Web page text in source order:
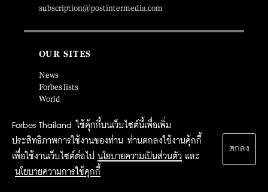
Forbes Thailand ใช้คุ้กกี้บนเว็บไซต์นี้เพื่อเพิ่ม
ประสิทธิภาพการใช้งานของท่าน ท่านตกลงใช้งานคุ้กกี้
เพื่อใช้งานเว็บไซต์ต่อไป นโยบายความเป็นส่วนตัว และ
นโยบายความการใช้คุกกี้
ตกลง
subscription@postintermedia.com
OUR SITES
News
Forbes lists
World
Commentaries
Forbes life